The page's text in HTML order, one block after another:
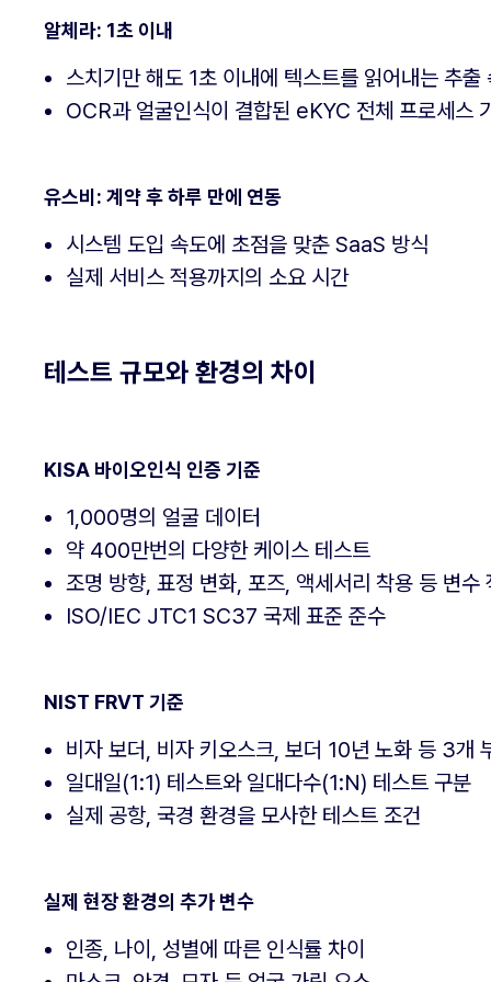
알체라: 1초 이내
스치기만 해도 1초 이내에 텍스트를 읽어내는 추출
OCR과 얼굴인식이 결합된 eKYC 전체 프로세스
유스비: 계약 후 하루 만에 연동
시스템 도입 속도에 초점을 맞춘 SaaS 방식
실제 서비스 적용까지의 소요 시간
테스트 규모와 환경의 차이
KISA 바이오인식 인증 기준
1,000명의 얼굴 데이터
약 400만번의 다양한 케이스 테스트
조명 방향, 표정 변화, 포즈, 액세서리 착용 등 변수
ISO/IEC JTC1 SC37 국제 표준 준수
NIST FRVT 기준
비자 보더, 비자 키오스크, 보더 10년 노화 등 3개
일대일(1:1) 테스트와 일대다수(1:N) 테스트 구분
실제 공항, 국경 환경을 모사한 테스트 조건
실제 현장 환경의 추가 변수
인종, 나이, 성별에 따른 인식률 차이